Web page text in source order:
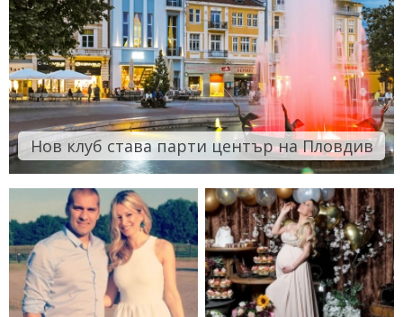
Нов клуб става парти център на Пловдив